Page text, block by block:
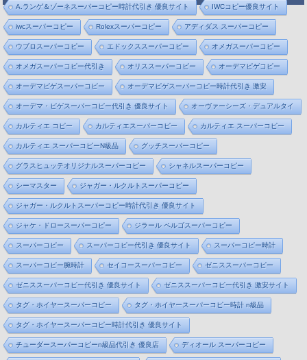
A.ランゲ＆ゾーネスーパーコピー時計代引き 優良サイト IWCコピー優良サイト
iwcスーパーコピー Rolexスーパーコピー アディダス スーパーコピー
ウブロスーパーコピー エドックススーパーコピー オメガスーパーコピー
オメガスーパーコピー代引き オリススーパーコピー オーデマピゲコピー
オーデマピゲスーパーコピー オーデマピゲスーパーコピー時計代引き 激安
オーデマ・ピゲスーパーコピー代引き 優良サイト オーヴァーシーズ・デュアルタイ
カルティエ コピー カルティエスーパーコピー カルティエ スーパーコピー
カルティエ スーパーコピーN級品 グッチスーパーコピー
グラスヒュッテオリジナルスーパーコピー シャネルスーパーコピー
シーマスター ジャガー・ルクルトスーパーコピー
ジャガー・ルクルトスーパーコピー時計代引き 優良サイト
ジャケ・ドロースーパーコピー ジラール ペルゴスーパーコピー
スーパーコピー スーパーコピー代引き 優良サイト スーパーコピー時計
スーパーコピー腕時計 セイコースーパーコピー ゼニススーパーコピー
ゼニススーパーコピー代引き 優良サイト ゼニススーパーコピー代引き 激安サイト
タグ・ホイヤースーパーコピー タグ・ホイヤースーパーコピー時計 n級品
タグ・ホイヤースーパーコピー時計代引き 優良サイト
チューダースーパーコピーn級品代引き 優良店 ディオール スーパーコピー